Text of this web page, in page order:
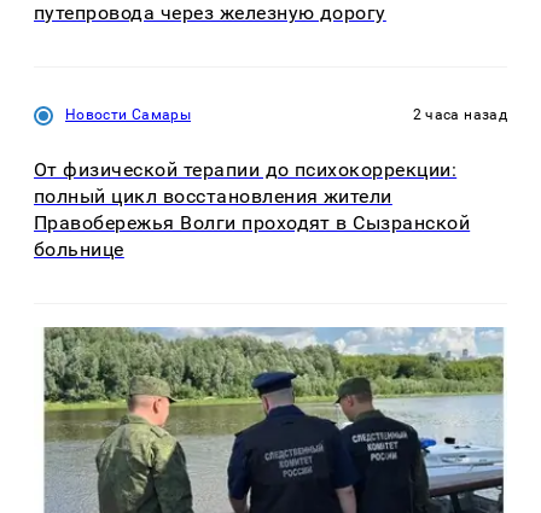
путепровода через железную дорогу
Новости Самары 2 часа назад
От физической терапии до психокоррекции:
полный цикл восстановления жители
Правобережья Волги проходят в Сызранской
больнице